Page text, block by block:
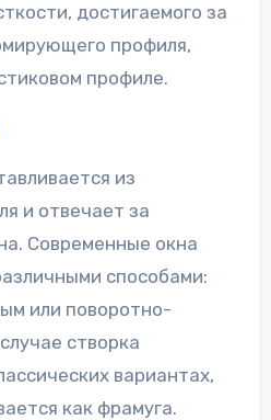
достигаемого за
профиля,
профиле.
из
и отвечает за
Современные окна
способами:
или поворотно-
створка
вариантах,
как фрамуга.